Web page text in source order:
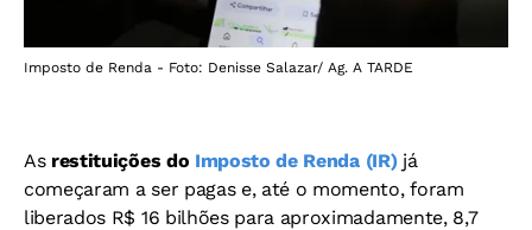
Imposto de Renda - Foto: Denisse Salazar/ Ag. A TARDE
Asrestituições do Imposto de Renda (IR)já
começaram a ser pagas e, até o momento, foram
liberados R$ 16 bilhões para aproximadamente, 8,7